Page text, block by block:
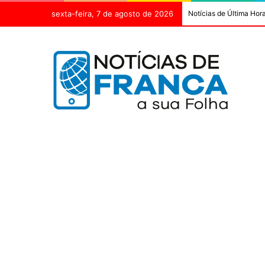
sexta-feira, 7 de agosto de 2026 Notícias de Última Hora